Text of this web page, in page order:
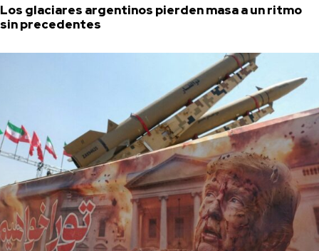
Los glaciares argentinos pierden masa a un ritmo
sin precedentes